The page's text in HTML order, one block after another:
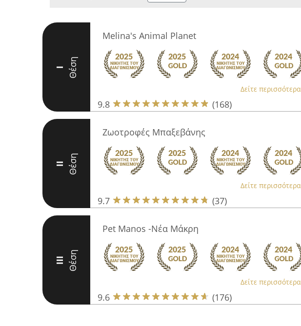
I Θέση
Melina's Animal Planet
Δείτε
9.8 (168)
II Θέση
Ζωοτροφές Μπαξεβάνης
Δείτε
9.7 (37)
III Θέση
Pet Manos -Νέα Μάκρη
Δείτε
9.6 (176)